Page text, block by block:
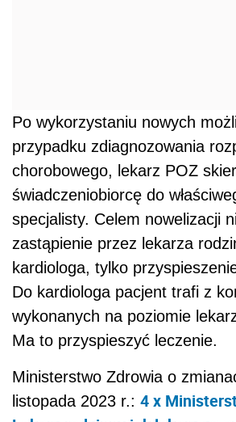
Po wykorzystaniu nowych
przypadku zdiagnozowania
chorobowego, lekarz POZ
świadczeniobiorcę do
specjalisty. Celem nowelizacji
zastąpienie przez lekarza
kardiologa, tylko
Do kardiologa pacjent trafi z
wykonanych na poziomie
Ma to przyspieszyć leczenie.
Ministerstwo Zdrowia o
listopada 2023 r.: 4 x